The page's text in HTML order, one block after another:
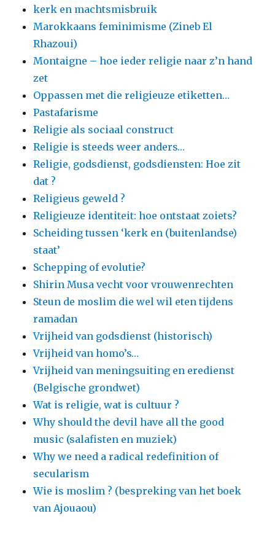
kerk en machtsmisbruik
Marokkaans feminimisme (Zineb El
Rhazoui)
Montaigne – hoe ieder religie naar z’n hand
zet
Oppassen met die religieuze etiketten…
Pastafarisme
Religie als sociaal construct
Religie is steeds weer anders…
Religie, godsdienst, godsdiensten: Hoe zit
dat ?
Religieus geweld ?
Religieuze identiteit: hoe ontstaat zoiets?
Scheiding tussen ‘kerk en (buitenlandse)
staat’
Schepping of evolutie?
Shirin Musa vecht voor vrouwenrechten
Steun de moslim die wel wil eten tijdens
ramadan
Vrijheid van godsdienst (historisch)
Vrijheid van homo’s…
Vrijheid van meningsuiting en eredienst
(Belgische grondwet)
Wat is religie, wat is cultuur ?
Why should the devil have all the good
music (salafisten en muziek)
Why we need a radical redefinition of
secularism
Wie is moslim ? (bespreking van het boek
van Ajouaou)